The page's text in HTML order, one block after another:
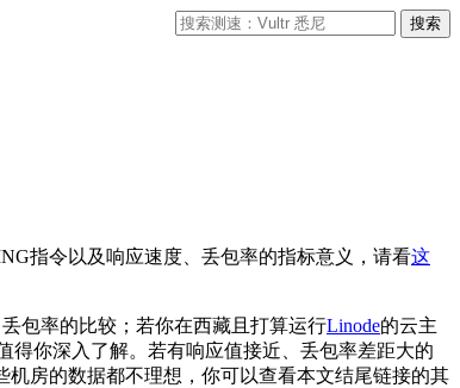
指令以及响应速度、丢包率的指标意义，请看这
包率的比较；若你在西藏且打算运行Linode的云主
得你深入了解。若有响应值接近、丢包率差距大的
房的数据都不理想，你可以查看本文结尾链接的其